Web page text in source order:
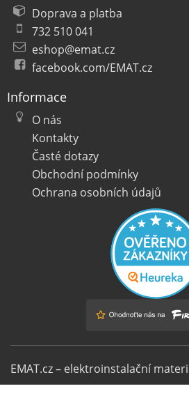
Doprava a platba
732 510 041
eshop@emat.cz
facebook.com/EMAT.cz
Informace
O nás
Kontakty
Časté dotazy
Obchodní podmínky
Ochrana osobních údajů
EMAT.cz – elektroinstalační